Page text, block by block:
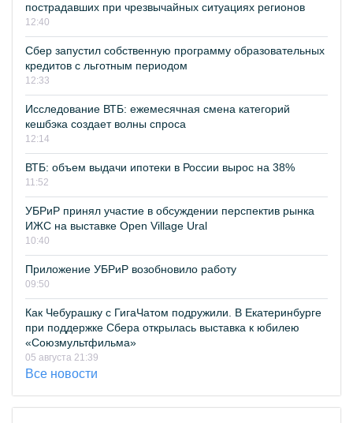
пострадавших при чрезвычайных ситуациях регионов
12:40
Сбер запустил собственную программу образовательных
кредитов с льготным периодом
12:33
Исследование ВТБ: ежемесячная смена категорий
кешбэка создает волны спроса
12:14
ВТБ: объем выдачи ипотеки в России вырос на 38%
11:52
УБРиР принял участие в обсуждении перспектив рынка
ИЖС на выставке Open Village Ural
10:40
Приложение УБРиР возобновило работу
09:50
Как Чебурашку с ГигаЧатом подружили. В Екатеринбурге
при поддержке Сбера открылась выставка к юбилею
«Союзмультфильма»
05 августа 21:39
Все новости